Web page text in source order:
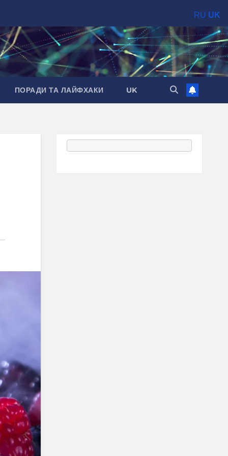
ПОРАДИ ТА ЛАЙФХАКИ UK
RU UK